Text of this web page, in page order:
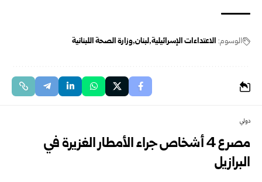
الوسوم: الاعتداءات الإسرائيلية لبنان وزارة الصحة اللبنانية
دولي
مصرع 4 أشخاص جراء الأمطار الغزيرة في
البرازيل